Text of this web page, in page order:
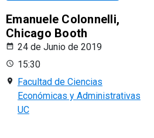
Emanuele Colonnelli,
Chicago Booth
24 de Junio de 2019
15:30
Facultad de Ciencias
Económicas y Administrativas
UC